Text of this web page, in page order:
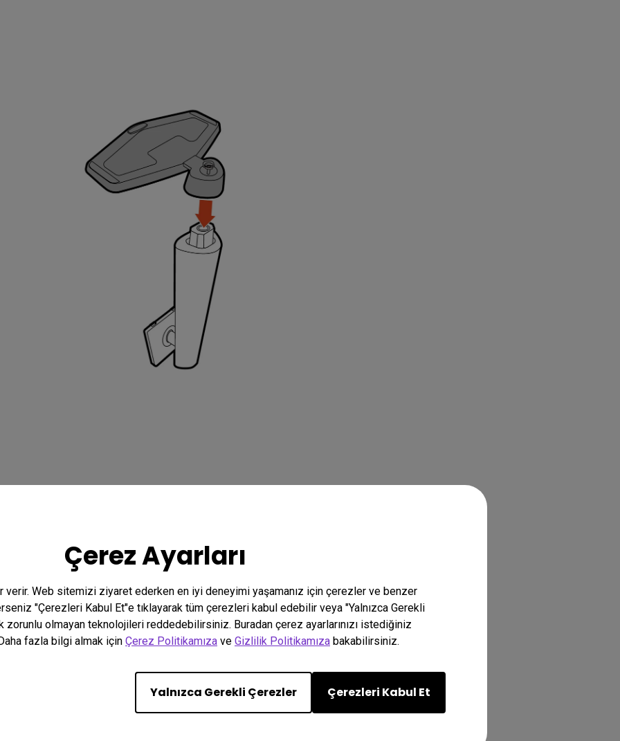
Çerez Ayarları
Web sitemizi ziyaret ederken en iyi deneyimi yaşamanız için çerezler ve benzer
"Çerezleri Kabul Et"e tıklayarak tüm çerezleri kabul edebilir veya "Yalnızca Gerekli
zorunlu olmayan teknolojileri reddedebilirsiniz. Buradan çerez ayarlarınızı istediğiniz
fazla bilgi almak için Çerez Politikamıza ve Gizlilik Politikamıza bakabilirsiniz.
Yalnızca Gerekli Çerezler Çerezleri Kabul Et